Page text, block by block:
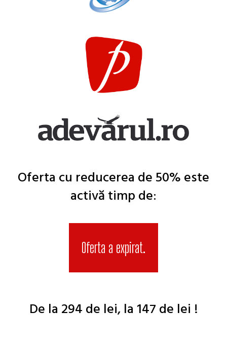
Oferta cu reducerea de 50% este
activă timp de:
Oferta a expirat.
De la 294 de lei, la 147 de lei !